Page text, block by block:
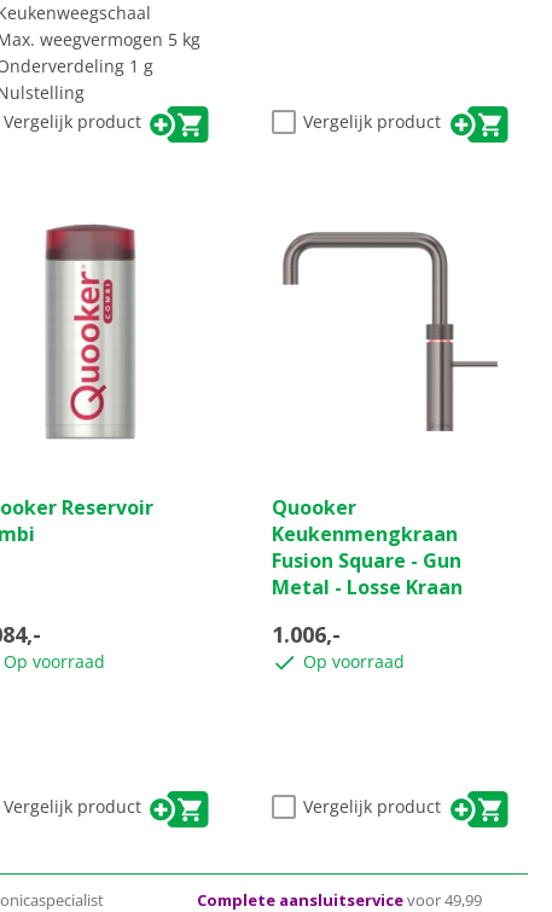
weegvermogen 5 kg
1 g
Vergelijk product
Vergelijk product
Reservoir
Op voorraad
Vergelijk product
van
de
5
sterren.
Quooker
Keukenmengkraan
Fusion Square - Gun
Metal - Losse Kraan
1.006,-
Op voorraad
Vergelijk product
Complete aansluitservicevoor 49,99